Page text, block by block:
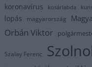
koronavírus kosárlabda
lopás magyarország
Orbán Viktor
Szalay Ferenc